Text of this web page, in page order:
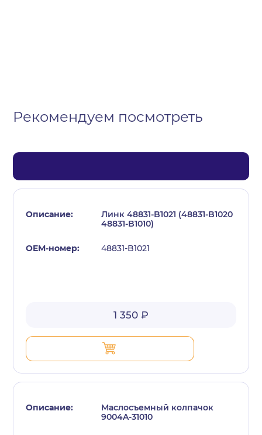
Рекомендуем посмотреть
Линк 48831-B1021 (48831-B1020
48831-B1010)
48831-B1021
1 350 ₽
Маслосъемный колпачок
9004A-31010